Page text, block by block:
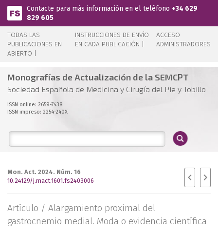
Pasar al contenido principal
Contacte para más información en el teléfono +34 629
829 605
TODAS LAS
PUBLICACIONES EN
ABIERTO |
INSTRUCCIONES DE ENVÍO
EN CADA PUBLICACIÓN |
ACCESO
ADMINISTRADORES
Monografías de Actualización de la SEMCPT
Sociedad Española de Medicina y Cirugía del Pie y Tobillo
ISSN online: 2659-7438
ISSN impreso: 2254-240X
Mon. Act. 2024. Núm. 16
10.24129/j.mact.1601.fs2403006
Artículo / Alargamiento proximal del
gastrocnemio medial. Moda o evidencia científica